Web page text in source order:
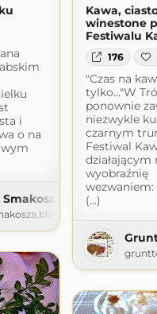
i
o na
Kawa,
winestone
Festiwalu
176
"Czas na
tylko..."W
ponownie
niezwykle
czarnym
Festiwal
działającym
wyobraźnię
wezwaniem:
(...)